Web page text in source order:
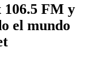
106.5 FM y
el mundo